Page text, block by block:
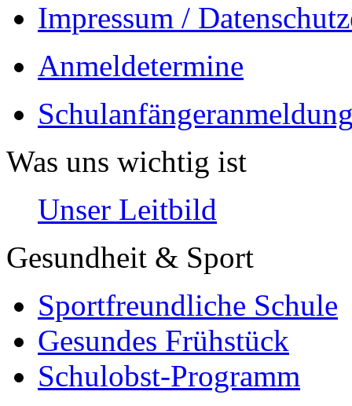
Impressum /
Anmeldetermine
Was uns wichtig ist
Unser Leitbild
Gesundheit & Sport
Sportfreundliche Schule
Gesundes Frühstück
Schulobst-Programm